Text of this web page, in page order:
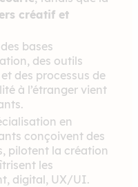
créatif et
bases
des outils
des processus de
à l’étranger vient
en
conçoivent des
pilotent la création
les
digital, UX/UI.